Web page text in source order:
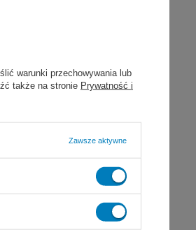
warunki przechowywania lub
także na stronie Prywatność i
Zawsze aktywne